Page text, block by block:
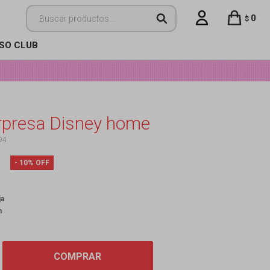
CLUB
$ 0
Disney home
10
COMPRAR